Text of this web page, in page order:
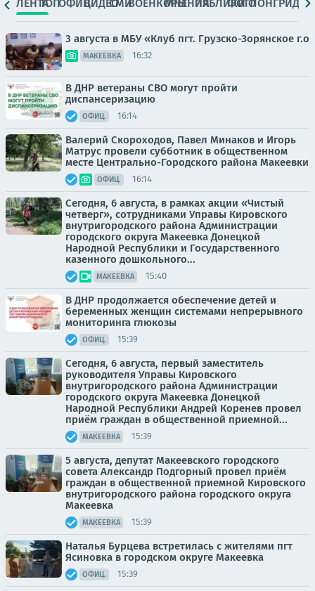
ЛЕНТАТОПОФИЦ.ВИДЕОСМИВОЕНКОРЫМНЕНИЯПАБЛИКИ
ФОТОЛОНГРИДЫ
3 августа в МБУ «Клуб пгт. Грузско-Зорянское г.о
МАКЕЕВКА 16:32
В ДНР ветераны СВО могут пройти
диспансеризацию
ОФИЦ. 16:14
Валерий Скороходов, Павел Минаков и Игорь
Матрус провели субботник в общественном
месте Центрально-Городского района Макеевки
ОФИЦ. 16:14
Сегодня, 6 августа, в рамках акции «Чистый
четверг», сотрудниками Управы Кировского
внутригородского района Администрации
городского округа Макеевка Донецкой
Народной Республики и Государственного
казенного дошкольного...
МАКЕЕВКА 15:40
В ДНР продолжается обеспечение детей и
беременных женщин системами непрерывного
мониторинга глюкозы
ОФИЦ. 15:39
Сегодня, 6 августа, первый заместитель
руководителя Управы Кировского
внутригородского района Администрации
городского округа Макеевка Донецкой
Народной Республики Андрей Коренев провел
приём граждан в общественной приемной...
МАКЕЕВКА 15:39
5 августа, депутат Макеевского городского
совета Александр Подгорный провел приём
граждан в общественной приемной Кировского
внутригородского района городского округа
Макеевка
МАКЕЕВКА 15:39
Наталья Бурцева встретилась с жителями пгт
Ясиновка в городском округе Макеевка
ОФИЦ. 15:39